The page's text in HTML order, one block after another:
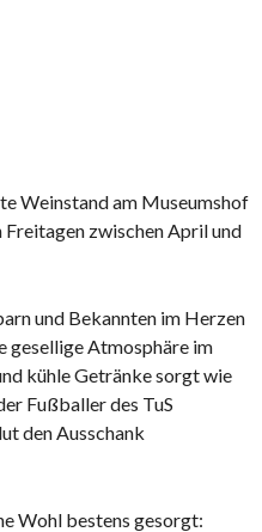
Weinstand am Museumshof
Freitagen zwischen April und
und Bekannten im Herzen
gesellige Atmosphäre im
kühle Getränke sorgt wie
Fußballer des TuS
den Ausschank
Wohl bestens gesorgt: